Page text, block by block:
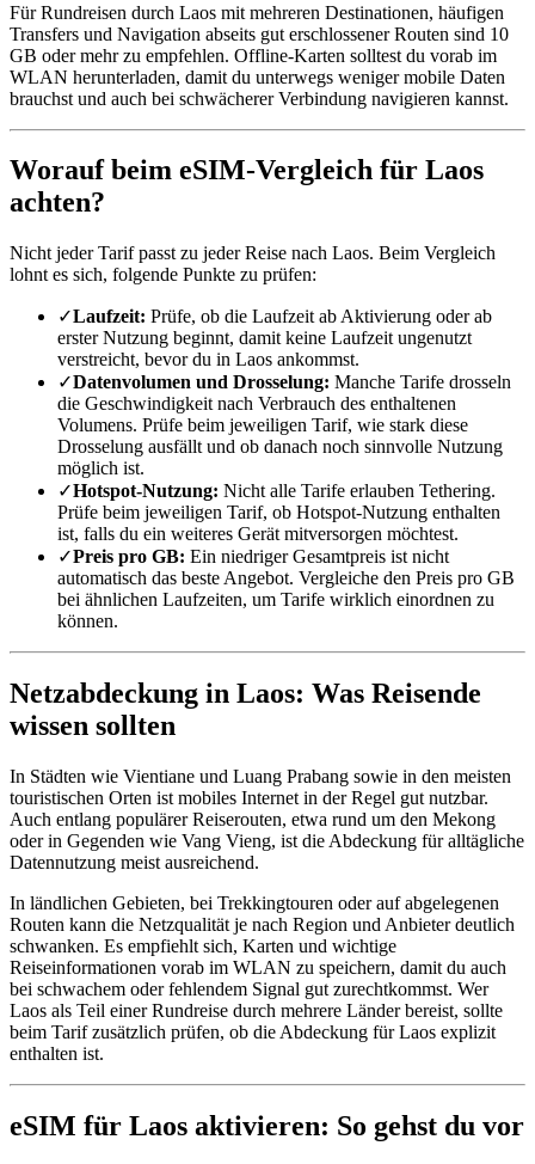
Für Rundreisen durch Laos mit mehreren Destinationen, häufigen
Transfers und Navigation abseits gut erschlossener Routen sind 10
GB oder mehr zu empfehlen. Offline-Karten solltest du vorab im
WLAN herunterladen, damit du unterwegs weniger mobile Daten
brauchst und auch bei schwächerer Verbindung navigieren kannst.
Worauf beim eSIM-Vergleich für Laos
achten?
Nicht jeder Tarif passt zu jeder Reise nach Laos. Beim Vergleich
lohnt es sich, folgende Punkte zu prüfen:
✓Laufzeit: Prüfe, ob die Laufzeit ab Aktivierung oder ab
erster Nutzung beginnt, damit keine Laufzeit ungenutzt
verstreicht, bevor du in Laos ankommst.
✓Datenvolumen und Drosselung: Manche Tarife drosseln
die Geschwindigkeit nach Verbrauch des enthaltenen
Volumens. Prüfe beim jeweiligen Tarif, wie stark diese
Drosselung ausfällt und ob danach noch sinnvolle Nutzung
möglich ist.
✓Hotspot-Nutzung: Nicht alle Tarife erlauben Tethering.
Prüfe beim jeweiligen Tarif, ob Hotspot-Nutzung enthalten
ist, falls du ein weiteres Gerät mitversorgen möchtest.
✓Preis pro GB: Ein niedriger Gesamtpreis ist nicht
automatisch das beste Angebot. Vergleiche den Preis pro GB
bei ähnlichen Laufzeiten, um Tarife wirklich einordnen zu
können.
Netzabdeckung in Laos: Was Reisende
wissen sollten
In Städten wie Vientiane und Luang Prabang sowie in den meisten
touristischen Orten ist mobiles Internet in der Regel gut nutzbar.
Auch entlang populärer Reiserouten, etwa rund um den Mekong
oder in Gegenden wie Vang Vieng, ist die Abdeckung für alltägliche
Datennutzung meist ausreichend.
In ländlichen Gebieten, bei Trekkingtouren oder auf abgelegenen
Routen kann die Netzqualität je nach Region und Anbieter deutlich
schwanken. Es empfiehlt sich, Karten und wichtige
Reiseinformationen vorab im WLAN zu speichern, damit du auch
bei schwachem oder fehlendem Signal gut zurechtkommst. Wer
Laos als Teil einer Rundreise durch mehrere Länder bereist, sollte
beim Tarif zusätzlich prüfen, ob die Abdeckung für Laos explizit
enthalten ist.
eSIM für Laos aktivieren: So gehst du vor